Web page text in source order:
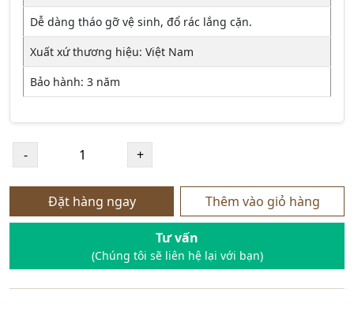
Dễ dàng tháo gỡ vệ sinh, đổ rác lắng cặn.
Xuất xứ thương hiệu: Việt Nam
Bảo hành: 3 năm
Đặt hàng ngay Thêm vào giỏ hàng
Tư vấn
(Chúng tôi sẽ liên hệ lại với bạn)